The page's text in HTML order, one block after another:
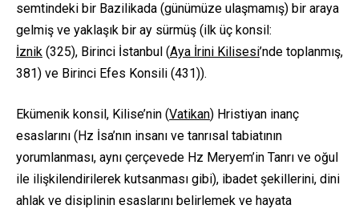
semtindeki bir Bazilikada (günümüze ulaşmamış) bir araya
gelmiş ve yaklaşık bir ay sürmüş (ilk üç konsil:
İznik (325), Birinci İstanbul (Aya İrini Kilisesi’nde toplanmış,
381) ve Birinci Efes Konsili (431)).
Ekümenik konsil, Kilise’nin (Vatikan) Hristiyan inanç
esaslarını (Hz İsa’nın insanı ve tanrısal tabiatının
yorumlanması, aynı çerçevede Hz Meryem’in Tanrı ve oğul
ile ilişkilendirilerek kutsanması gibi), ibadet şekillerini, dini
ahlak ve disiplinin esaslarını belirlemek ve hayata